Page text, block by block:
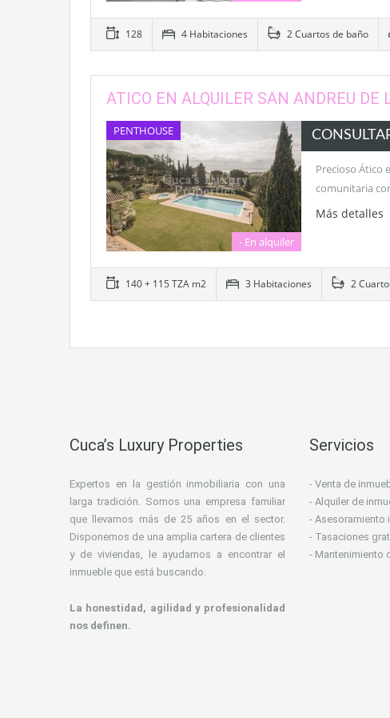
128 4 Habitaciones 2 Cuartos de baño
ATICO EN ALQUILER SAN ANDREU
PENTHOUSE
- En alquiler
Precioso Ático
comunitaria
Más detalles
140 + 115 TZA m2 3 Habitaciones 2
Cuca’s Luxury Properties
Expertos en la gestión inmobiliaria con una
larga tradición. Somos una empresa familiar
que llevamos más de 25 años en el sector.
Disponemos de una amplia cartera de clientes
y de viviendas, le ayudamos a encontrar el
inmueble que está buscando.
La honestidad, agilidad y profesionalidad
nos definen.
Servicios
- Venta de
- Alquiler de
- Asesoramiento
- Tasaciones
- Mantenimiento